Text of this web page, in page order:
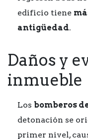
edificio tiene
antigüedad.
Daños y
inmueble
Los bomberos
detonación se
primer nivel,